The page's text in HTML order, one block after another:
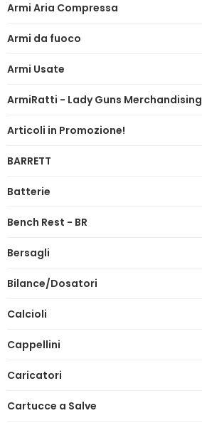
Armi Aria Compressa
Armi da fuoco
Armi Usate
ArmiRatti - Lady Guns Merchandising
Articoli in Promozione!
BARRETT
Batterie
Bench Rest - BR
Bersagli
Bilance/Dosatori
Calcioli
Cappellini
Caricatori
Cartucce a Salve